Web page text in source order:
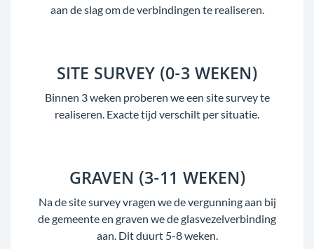
aan de slag om de verbindingen te realiseren.
SITE SURVEY (0-3 WEKEN)
Binnen 3 weken proberen we een site survey te
realiseren. Exacte tijd verschilt per situatie.
GRAVEN (3-11 WEKEN)
Na de site survey vragen we de vergunning aan bij
de gemeente en graven we de glasvezelverbinding
aan. Dit duurt 5-8 weken.